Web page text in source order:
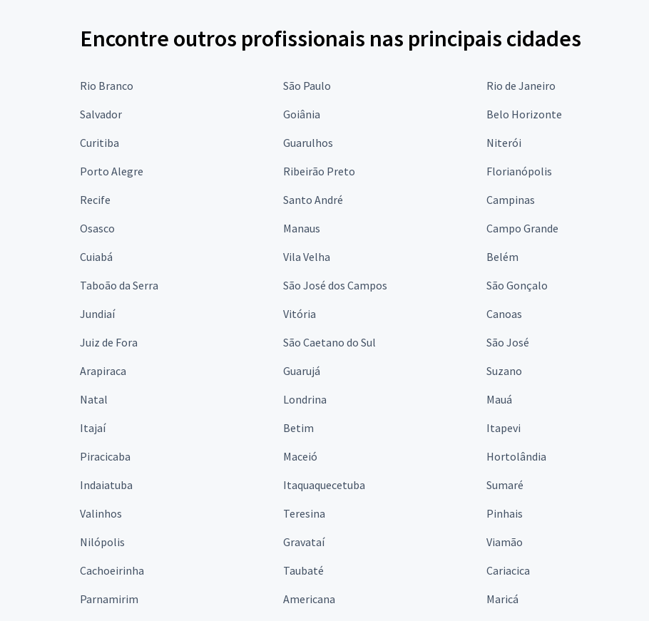
Encontre outros profissionais nas principais cidades
Rio Branco São Paulo Rio de Janeiro
Salvador
Goiânia Belo Horizonte
Curitiba
Guarulhos Niterói
Porto Alegre
Ribeirão Preto Florianópolis
Recife
Santo André Campinas
Osasco
Manaus Campo Grande
Cuiabá
Vila Velha Belém
Taboão da Serra
São José dos Campos São Gonçalo
Jundiaí
Vitória Canoas
Juiz de Fora
São Caetano do Sul São José
Arapiraca
Guarujá Suzano
Natal
Londrina Mauá
Itajaí
Betim Itapevi
Piracicaba
Maceió Hortolândia
Indaiatuba
Itaquaquecetuba Sumaré
Valinhos
Teresina Pinhais
Nilópolis
Gravataí Viamão
Cachoeirinha
Taubaté Cariacica
Parnamirim
Americana Maricá